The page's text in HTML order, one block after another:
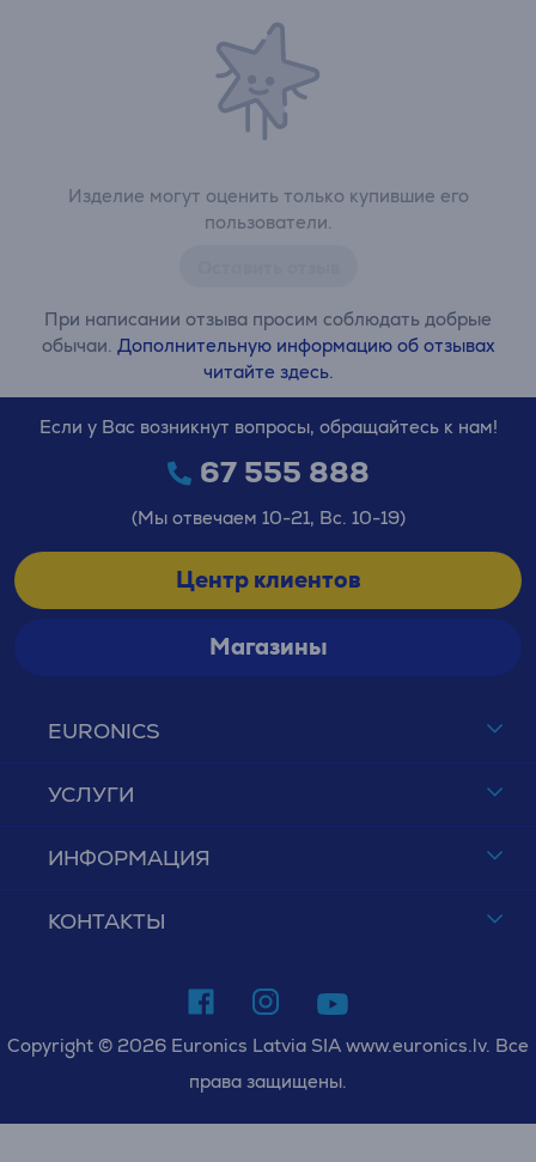
Изделие могут оценить только купившие его
пользователи.
При написании отзыва просим соблюдать добрые
обычаи. Дополнительную информацию об отзывах
читайте здесь.
EURONICS
УСЛУГИ
ИНФОРМАЦИЯ
КОНТАКТЫ
Если у Вас возникнут вопросы, обращайтесь к нам!
67 555 888
(Мы отвечаем 10-21, Вс. 10-19)
Центр клиентов
Магазины
Copyright © 2026 Euronics Latvia SIA www.euronics.lv. Все
права защищены.